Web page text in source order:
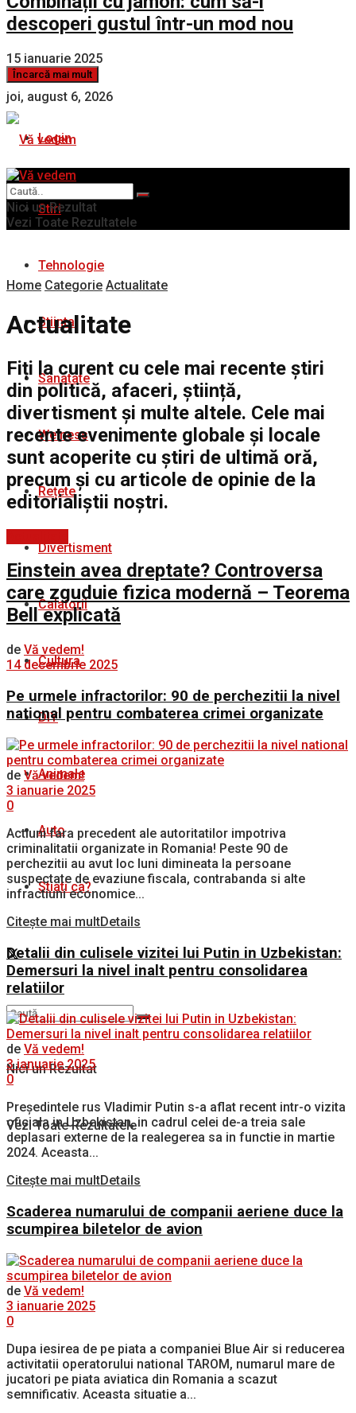
descoperi gustul într-un mod nou
15 ianuarie 2025
Încarcă mai mult
joi, august 6, 2026
Login
Stiri
Tehnologie
Stiinta
Sanatate
Welness
Rețete
Divertisment
Calatorii
Cultura
DIY
Animale
Auto
Stiati ca?
Nici un Rezultat
Vezi Toate Rezultatele
Nici un Rezultat
Vezi Toate Rezultatele
Home Categorie Actualitate
Actualitate
Fiți la curent cu cele mai recente știri
din politică, afaceri, știință,
divertisment și multe altele. Cele mai
recente evenimente globale și locale
sunt acoperite cu știri de ultimă oră,
precum și cu articole de opinie de la
editorialiștii noștri.
Einstein avea dreptate? Controversa
care zguduie fizica modernă – Teorema
Bell explicată
de Vă vedem!
14 decembrie 2025
Pe urmele infractorilor: 90 de perchezitii la nivel
national pentru combaterea crimei organizate
de Vă vedem!
3 ianuarie 2025
0
Actiuni fara precedent ale autoritatilor impotriva
criminalitatii organizate in Romania! Peste 90 de
perchezitii au avut loc luni dimineata la persoane
suspectate de evaziune fiscala, contrabanda si alte
infractiuni economice...
Citește mai multDetails
Detalii din culisele vizitei lui Putin in Uzbekistan:
Demersuri la nivel inalt pentru consolidarea
relatiilor
de Vă vedem!
3 ianuarie 2025
0
Preşedintele rus Vladimir Putin s-a aflat recent intr-o vizita
oficiala in Uzbekistan, in cadrul celei de-a treia sale
deplasari externe de la realegerea sa in functie in martie
2024. Aceasta...
Citește mai multDetails
Scaderea numarului de companii aeriene duce la
scumpirea biletelor de avion
de Vă vedem!
3 ianuarie 2025
0
Dupa iesirea de pe piata a companiei Blue Air si reducerea
activitatii operatorului national TAROM, numarul mare de
jucatori pe piata aviatica din Romania a scazut
semnificativ. Aceasta situatie a...